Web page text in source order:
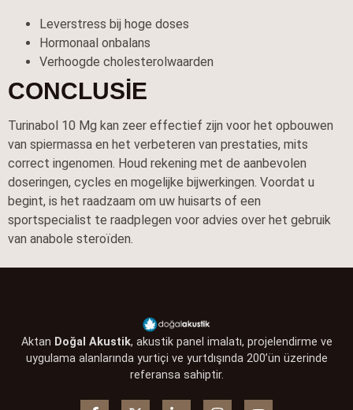
Leverstress bij hoge doses
Hormonaal onbalans
Verhoogde cholesterolwaarden
CONCLUSIE
Turinabol 10 Mg kan zeer effectief zijn voor het opbouwen
van spiermassa en het verbeteren van prestaties, mits
correct ingenomen. Houd rekening met de aanbevolen
doseringen, cycles en mogelijke bijwerkingen. Voordat u
begint, is het raadzaam om uw huisarts of een
sportspecialist te raadplegen voor advies over het gebruik
van anabole steroïden.
Aktan Doğal Akustik, akustik panel imalatı, projelendirme ve
uygulama alanlarında yurtiçi ve yurtdışında 200’ün üzerinde
referansa sahiptir.